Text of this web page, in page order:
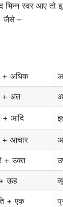
स्वर आए तो
जैसे –
+ अधिक
+ अंत
+ आदि
+ आचार
+ उक्त
ऊह
+ एक